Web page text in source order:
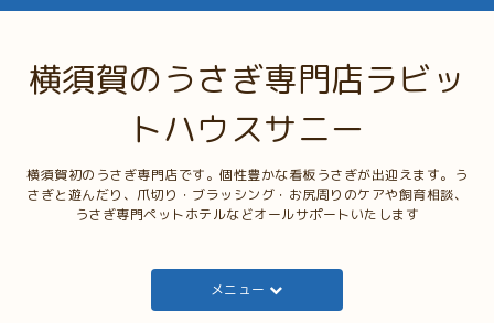
横須賀のうさぎ専門店ラビッ
トハウスサニー
横須賀初のうさぎ専門店です。個性豊かな看板うさぎが出迎えます。う
さぎと遊んだり、爪切り・ブラッシング・お尻周りのケアや飼育相談、
うさぎ専門ペットホテルなどオールサポートいたします
メニュー